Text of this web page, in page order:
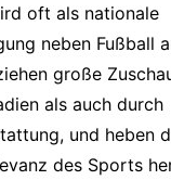
oft als nationale
neben Fußball
große
als auch durch
und heben
des Sports